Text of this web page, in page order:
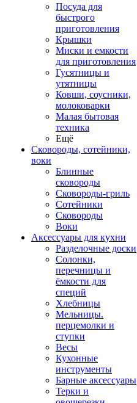
Посуда для
быстрого
приготовления
Крышки
Миски и емкости
для приготовления
Гусятницы и
утятницы
Ковши, соусники,
молоковарки
Малая бытовая
техника
Ещё
Сковороды, сотейники,
воки
Блинные
сковороды
Сковороды-гриль
Сотейники
Сковороды
Воки
Аксессуары для кухни
Разделочные доски
Солонки,
перечницы и
ёмкости для
специй
Хлебницы
Мельницы.
перцемолки и
ступки
Весы
Кухонные
инструменты
Барные аксессуары
Терки и